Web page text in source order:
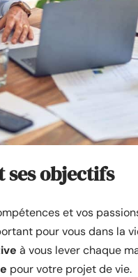
ses objectifs
et vos
pour vous dans la
à vous lever chaque
pour votre projet de vie.